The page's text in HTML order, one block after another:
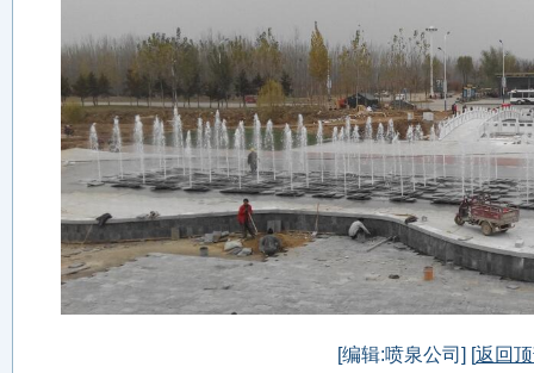
[编辑:喷泉公司] [返回